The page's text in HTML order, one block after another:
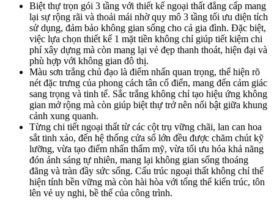
Biệt thự trọn gói 3 tầng với thiết kế ngoại thất đẳng cấp mang
lại sự rộng rãi và thoải mái nhờ quy mô 3 tầng tối ưu diện tích
sử dụng, đảm bảo không gian sống cho cả gia đình. Đặc biệt,
việc lựa chọn thiết kế 1 mặt tiền không chỉ giúp tiết kiệm chi
phí xây dựng mà còn mang lại vẻ đẹp thanh thoát, hiện đại và
phù hợp với không gian đô thị.
Màu sơn trắng chủ đạo là điểm nhấn quan trọng, thể hiện rõ
nét đặc trưng của phong cách tân cổ điển, mang đến cảm giác
sang trọng và tinh tế. Sắc trắng không chỉ tạo hiệu ứng không
gian mở rộng mà còn giúp biệt thự trở nên nổi bật giữa khung
cảnh xung quanh.
Từng chi tiết ngoại thất từ các cột trụ vững chãi, lan can hoa
sắt tinh xảo, đến hệ thống cửa sổ lớn đều được chăm chút kỹ
lưỡng, vừa tạo điểm nhấn thẩm mỹ, vừa tối ưu hóa khả năng
đón ánh sáng tự nhiên, mang lại không gian sống thoáng
đãng và tràn đầy sức sống. Cấu trúc ngoại thất không chỉ thể
hiện tính bền vững mà còn hài hòa với tổng thể kiến trúc, tôn
lên vẻ uy nghi, bề thế của công trình.